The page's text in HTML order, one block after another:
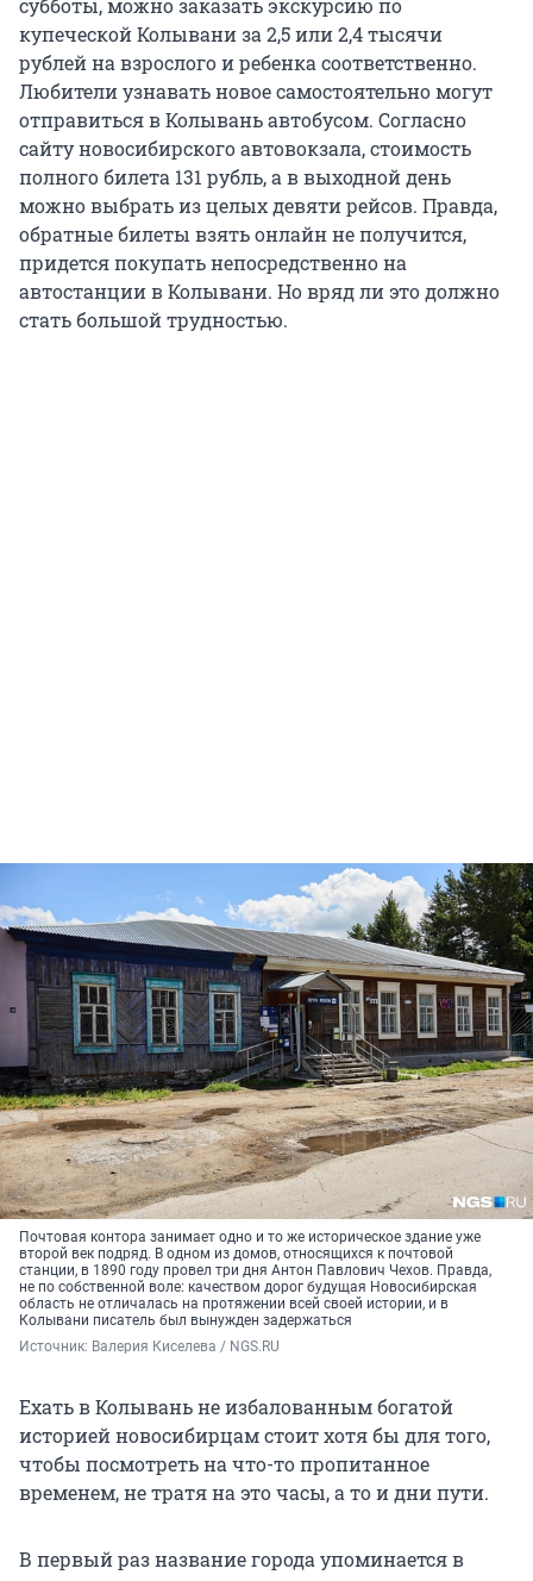
купеческой Колывани за 2,5 или 2,4 тысячи
рублей на взрослого и ребенка соответственно.
Любители узнавать новое самостоятельно могут
отправиться в Колывань автобусом. Согласно
сайту новосибирского автовокзала, стоимость
полного билета 131 рубль, а в выходной день
можно выбрать из целых девяти рейсов. Правда,
обратные билеты взять онлайн не получится,
придется покупать непосредственно на
автостанции в Колывани. Но вряд ли это должно
стать большой трудностью.
Почтовая контора занимает одно и то же историческое здание уже
второй век подряд. В одном из домов, относящихся к почтовой
станции, в 1890 году провел три дня Антон Павлович Чехов. Правда,
не по собственной воле: качеством дорог будущая Новосибирская
область не отличалась на протяжении всей своей истории, и в
Колывани писатель был вынужден задержаться
Источник: Валерия Киселева / NGS.RU
Ехать в Колывань не избалованным богатой
историей новосибирцам стоит хотя бы для того,
чтобы посмотреть на что-то пропитанное
временем, не тратя на это часы, а то и дни пути.
В первый раз название города упоминается в